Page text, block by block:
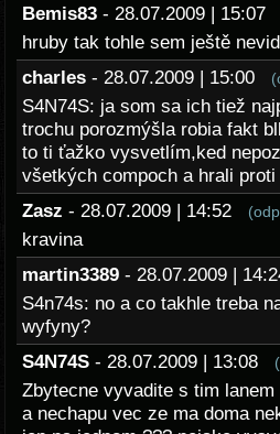
Bemis83 - 28.07.2009 |
hruby tak tohle sem ještě
charles - 28.07.2009 | 15:00
S4N74S: ja som sa ich tiež
trochu porozmýšla robia fakt
to ti ťažko vysvetlím,ked
všetkých compoch a hrali
Zasz - 28.07.2009 | 14:52
kravina
martin3389 - 28.07.2009 |
S4n74s: no a co takhle treba
wyfyny?
S4N74S - 28.07.2009 | 13:08
Zbytecne vyvadite s tim
a nechapu vec ze ma doma